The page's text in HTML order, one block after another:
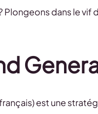
dans le vif
est une